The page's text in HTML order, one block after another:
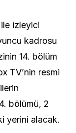
izleyici
kadrosu
14. bölüm
TV’nin resmi
bölümü, 2
yerini alacak.